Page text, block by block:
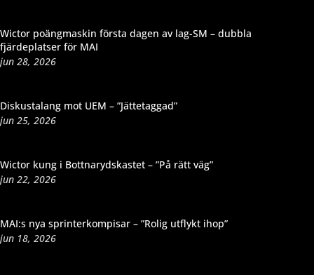
Wictor poängmaskin första dagen av lag-SM – dubbla
fjärdeplatser för MAI
jun 28, 2026
Diskustalang mot UEM – ”Jättetaggad”
jun 25, 2026
Wictor kung i Bottnarydskastet – ”På rätt väg”
jun 22, 2026
MAI:s nya sprinterkompisar – ”Rolig utflykt ihop”
jun 18, 2026